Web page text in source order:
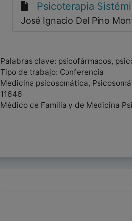
Psicoterapia
José Ignacio Del Pino
Palabras clave: psicofármacos,
Tipo de trabajo: Conferencia
Medicina psicosomática,
11646
Médico de Familia y de Medicina